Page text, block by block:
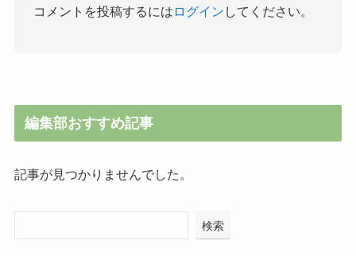
コメントを投稿するには ログイン してください。
編集部おすすめ記事
記事が見つかりませんでした。
検索